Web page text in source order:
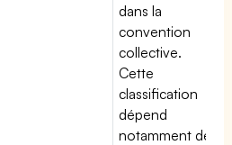
dans la
convention
collective.
Cette
classification
dépend
notamment de